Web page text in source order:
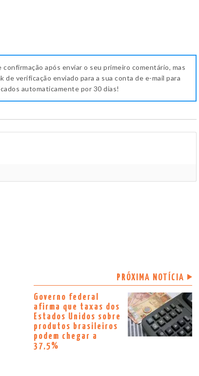
confirmação após enviar o seu primeiro comentário, mas
verificação enviado para a sua conta de e-mail para
automaticamente por 30 dias!
PRÓXIMA NOTÍCIA
Governo federal
afirma que taxas dos
Estados Unidos sobre
produtos brasileiros
podem chegar a
37,5%